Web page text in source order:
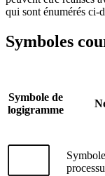
qui sont énumérés ci-
Symboles
Symbole de
logigramme